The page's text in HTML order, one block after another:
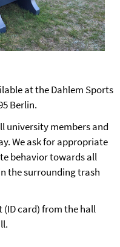
at the Dahlem Sports
Berlin.
university members and
We ask for appropriate
behavior towards all
the surrounding trash
(ID card) from the hall